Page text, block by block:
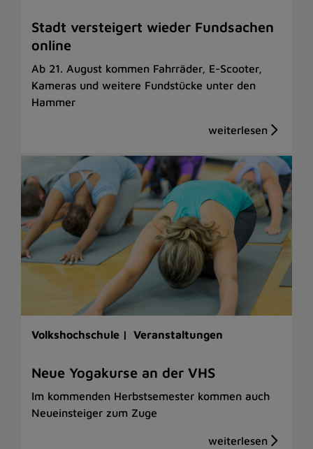
Stadt versteigert wieder Fundsachen
online
Ab 21. August kommen Fahrräder, E-Scooter,
Kameras und weitere Fundstücke unter den
Hammer
Volkshochschule | Veranstaltungen
Neue Yogakurse an der VHS
Im kommenden Herbstsemester kommen auch
Neueinsteiger zum Zuge